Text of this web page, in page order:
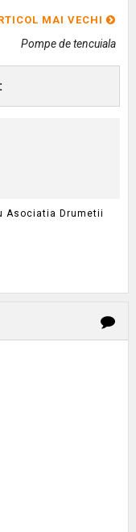
MAI VECHI
Pompe de tencuiala
Asociatia Drumetii